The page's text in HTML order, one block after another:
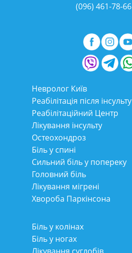
(096) 461-78-66
Невролог Київ
Реабілітація після інсульту
Реабілітаційний Центр
Лікування інсульту
Остеохондроз
Біль у спині
Сильний біль у попереку
Головний біль
Лікування мігрені
Хвороба Паркінсона
Біль у колінах
Біль у ногах